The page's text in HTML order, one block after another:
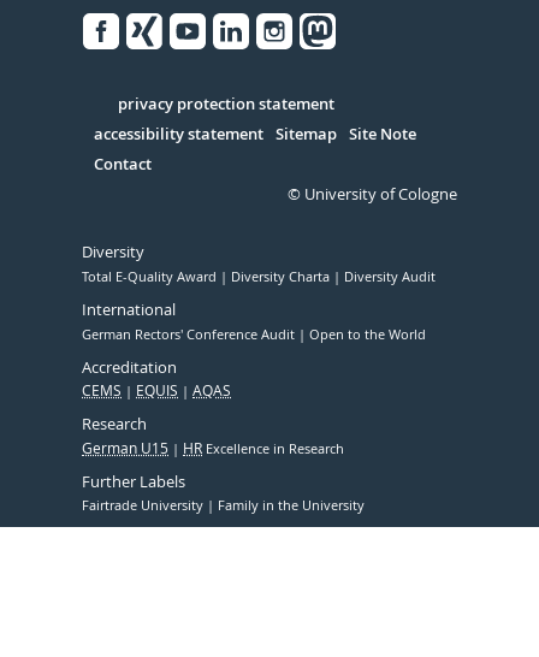
Serivce
privacy protection statement
accessibility statement Sitemap Site Note
Contact
© University of Cologne
Diversity
Total E-Quality Award Diversity Charta Diversity Audit
International
German Rectors' Conference Audit Open to the World
Accreditation
CEMS EQUIS AQAS
Research
German U15 HR Excellence in Research
Further Labels
Fairtrade University Family in the University